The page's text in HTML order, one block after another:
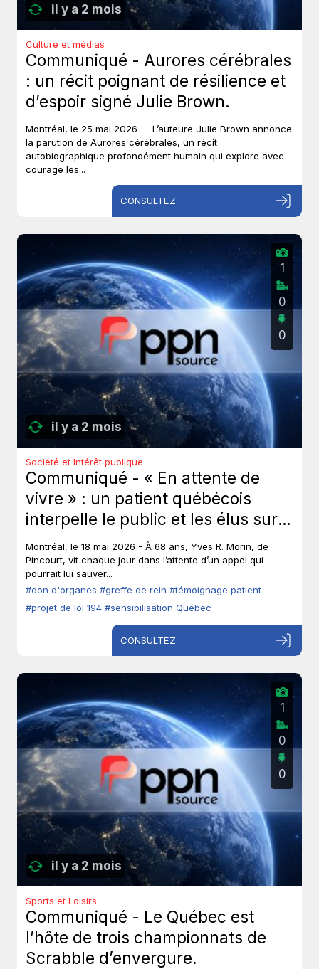
il y a 2 mois
Culture et médias
Communiqué - Aurores cérébrales
: un récit poignant de résilience et
d’espoir signé Julie Brown.
Montréal, le 25 mai 2026 — L’auteure Julie Brown annonce
la parution de Aurores cérébrales, un récit
autobiographique profondément humain qui explore avec
courage les...
CONSULTEZ
il y a 2 mois
1
0
0
Société et Intérêt publique
Communiqué - « En attente de
vivre » : un patient québécois
interpelle le public et les élus sur
le don d’organes.
Montréal, le 18 mai 2026 - À 68 ans, Yves R. Morin, de
Pincourt, vit chaque jour dans l’attente d’un appel qui
pourrait lui sauver...
#don d'organes #greffe de rein #témoignage patient
#projet de loi 194 #sensibilisation Québec
CONSULTEZ
il y a 2 mois
1
0
0
Sports et Loisirs
Communiqué - Le Québec est
l’hôte de trois championnats de
Scrabble d’envergure.